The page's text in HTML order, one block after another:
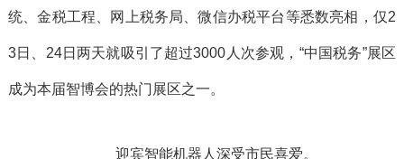
统、金税工程、网上税务局、微信办税平台等悉数亮相，仅2
3日、24日两天就吸引了超过3000人次参观，“中国税务”展区
成为本届智博会的热门展区之一。
迎宾智能机器人深受市民喜爱。